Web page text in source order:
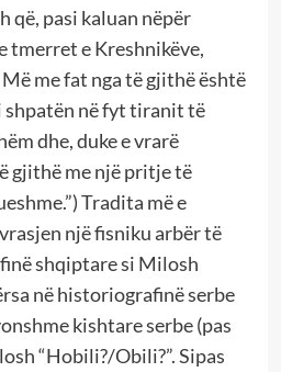
që, pasi kaluan nëpër
tmerret e Kreshnikëve,
me fat nga të gjithë është
shpatën në fyt tiranit të
dhe, duke e vrarë
gjithë me një pritje të
Tradita më e
një fisniku arbër të
shqiptare si Milosh
në historiografinë serbe
kishtare serbe (pas
“Hobili?/Obili?”. Sipas